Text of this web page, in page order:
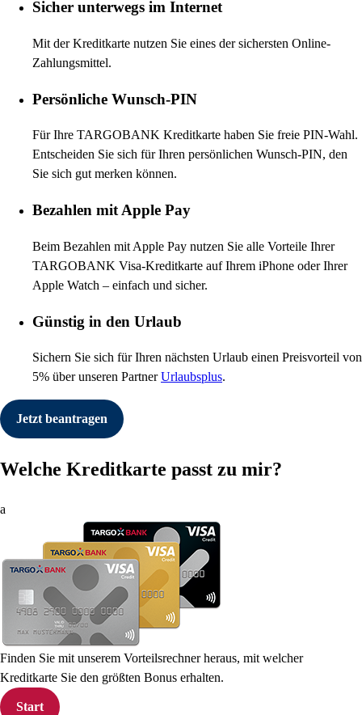
Sicher unterwegs im Internet
Mit der Kreditkarte nutzen Sie eines der sichersten Online-
Zahlungsmittel.
Persönliche Wunsch-PIN
Für Ihre TARGOBANK Kreditkarte haben Sie freie PIN-Wahl.
Entscheiden Sie sich für Ihren persönlichen Wunsch-PIN, den
Sie sich gut merken können.
Bezahlen mit Apple Pay
Beim Bezahlen mit Apple Pay nutzen Sie alle Vorteile Ihrer
TARGOBANK Visa-Kreditkarte auf Ihrem iPhone oder Ihrer
Apple Watch – einfach und sicher.
Günstig in den Urlaub
Sichern Sie sich für Ihren nächsten Urlaub einen Preisvorteil von
5% über unseren PartnerUrlaubsplus.
Jetzt beantragen
Welche Kreditkarte passt zu mir?
a
Finden Sie mit unserem Vorteilsrechner heraus, mit welcher
Kreditkarte Sie den größten Bonus erhalten.
Start